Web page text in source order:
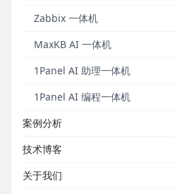
Zabbix 一体机
MaxKB AI 一体机
1Panel AI 助理一体机
1Panel AI 编程一体机
案例分析
技术博客
关于我们